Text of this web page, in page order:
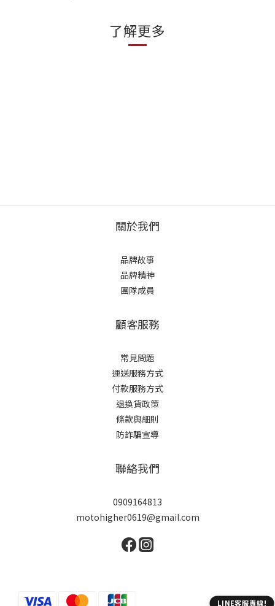
了解更多
關於我們
品牌故事
品牌精神
團隊成員
顧客服務
常見問題
運送服務方式
付款服務方式
退換貨政策
條款與細則
防詐騙宣導
聯絡我們
0909164813
motohigher0619@gmail.com